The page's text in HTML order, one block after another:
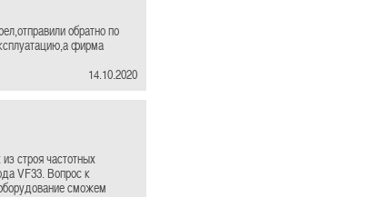
обратно по
фирма
14.10.2020
строя частотных
VF33. Вопрос к
сможем